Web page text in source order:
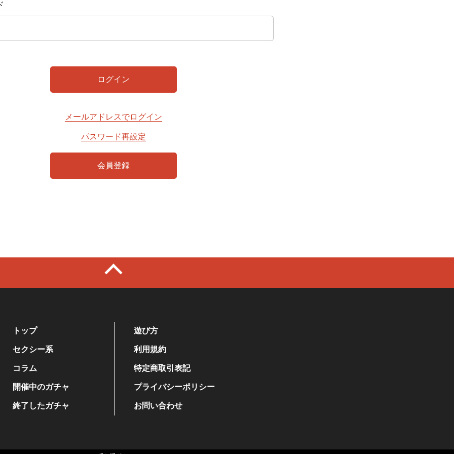
メールアドレスでログイン
パスワード再設定
トップ
セクシー系
コラム
開催中のガチャ
終了したガチャ
遊び方
利用規約
特定商取引表記
プライバシーポリシー
お問い合わせ